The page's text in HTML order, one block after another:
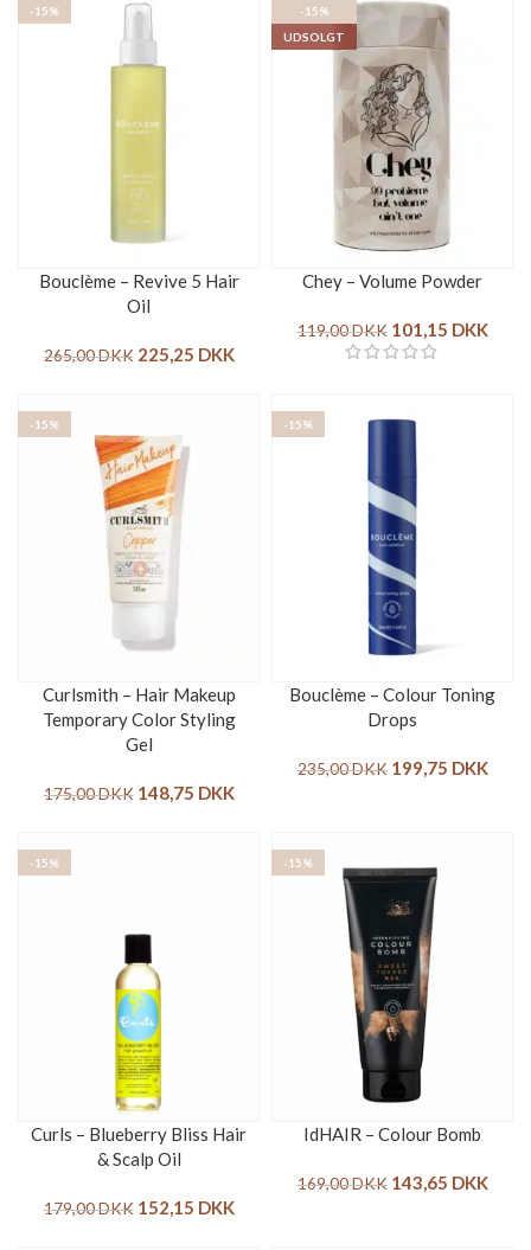
-15%
Bouclème – Revive 5 Hair
Oil
265,00DKK 225,25 DKK
-15%
UDSOLGT
Chey – Volume Powder
119,00DKK 101,15 DKK
-15%
Curlsmith – Hair Makeup
Temporary Color Styling
Gel
175,00DKK 148,75 DKK
-15%
Bouclème – Colour Toning
Drops
235,00DKK 199,75 DKK
-15%
Curls – Blueberry Bliss Hair
& Scalp Oil
179,00DKK 152,15 DKK
-15%
IdHAIR – Colour Bomb
169,00DKK 143,65 DKK